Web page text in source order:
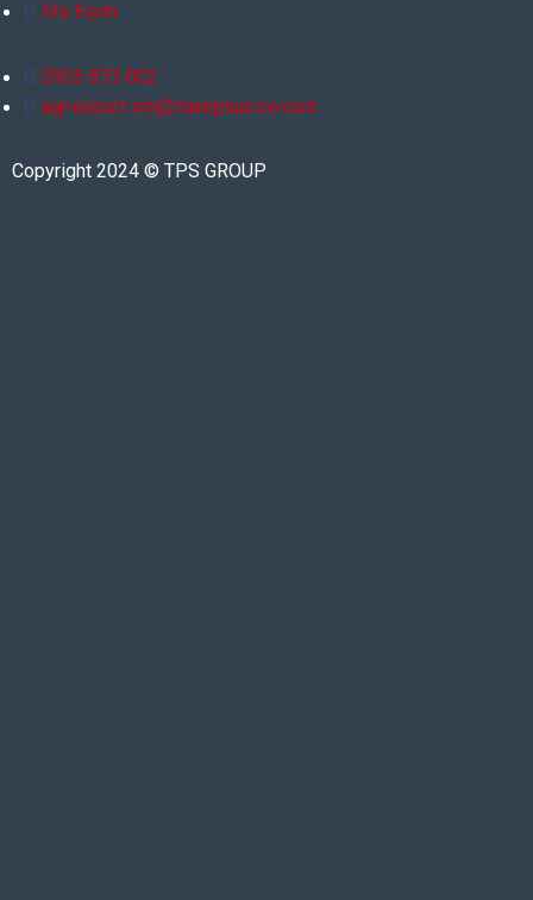
Ms Hạnh
0903 873 002
agriexport.sm@thienphusico.com
Copyright 2024 © TPS GROUP